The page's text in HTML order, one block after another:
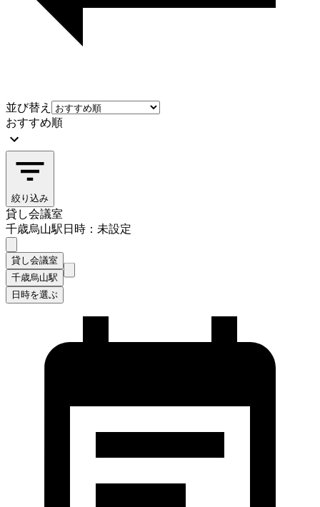
並び替え
おすすめ順
絞り込み
貸し会議室
千歳烏山駅日時：未設定
貸し会議室
千歳烏山駅
日時を選ぶ